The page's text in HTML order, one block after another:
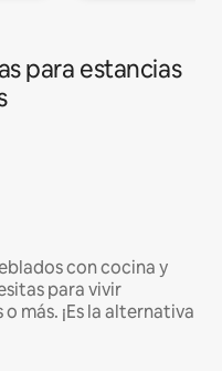
para estancias
con cocina y
para vivir
más. ¡Es la alternativa